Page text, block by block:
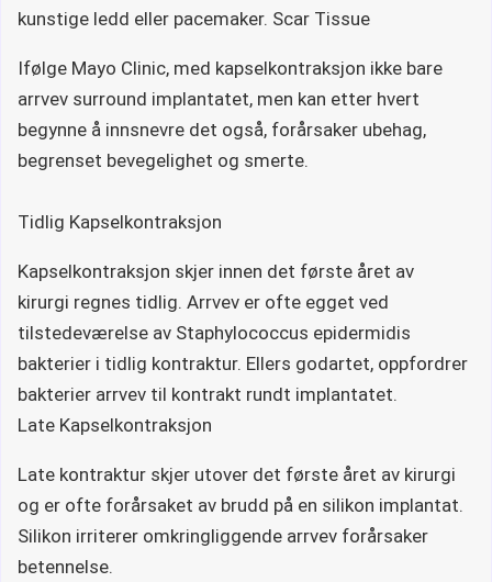
kunstige ledd eller pacemaker. Scar Tissue
Ifølge Mayo Clinic, med kapselkontraksjon ikke bare
arrvev surround implantatet, men kan etter hvert
begynne å innsnevre det også, forårsaker ubehag,
begrenset bevegelighet og smerte.
Tidlig Kapselkontraksjon
Kapselkontraksjon skjer innen det første året av
kirurgi regnes tidlig. Arrvev er ofte egget ved
tilstedeværelse av Staphylococcus epidermidis
bakterier i tidlig kontraktur. Ellers godartet, oppfordrer
bakterier arrvev til kontrakt rundt implantatet.
Late Kapselkontraksjon
Late kontraktur skjer utover det første året av kirurgi
og er ofte forårsaket av brudd på en silikon implantat.
Silikon irriterer omkringliggende arrvev forårsaker
betennelse.